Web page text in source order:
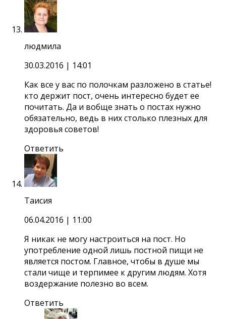
людмила
30.03.2016 | 14:01
Как все у вас по полочкам разложено в статье!
кто держит пост, очень интересно будет ее
почитать. Да и вобще знать о постах нужно
обязательно, ведь в них столько плезных для
здоровья советов!
Ответить
Таисия
06.04.2016 | 11:00
Я никак не могу настроиться на пост. Но
употребление одной лишь постной пищи не
является постом. Главное, чтобы в душе мы
стали чище и терпимее к другим людям. Хотя
воздержание полезно во всем.
Ответить